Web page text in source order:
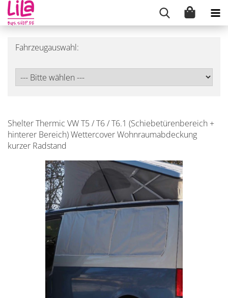
Fahrzeugauswahl:
Shelter Thermic VW T5 / T6 / T6.1 (Schiebetürenbereich +
hinterer Bereich) Wettercover Wohnraumabdeckung
kurzer Radstand